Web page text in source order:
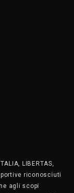
LIBERTAS,
riconosciuti
agli scopi